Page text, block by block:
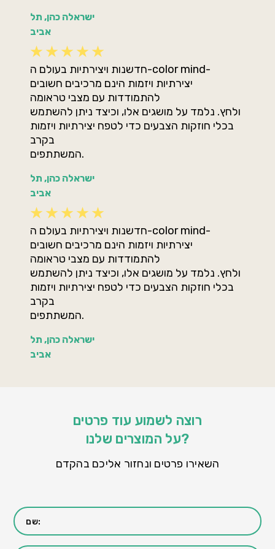
ישראלה כהן, תל
אביב
חדשנות ויצירתיות בעולם ה-color mind-
יצירתיות ויזמות הינם מרכיבים חשובים
להתמודדות עם מצבי טראומה
ולחץ. נלמד על מושגים אלו, וכיצד ניתן להשתמש
בכלי חוזקות הצבעים כדי לטפח יצירתיות ויזמות
בקרב
המשתתפים.
ישראלה כהן, תל
אביב
חדשנות ויצירתיות בעולם ה-color mind-
יצירתיות ויזמות הינם מרכיבים חשובים
להתמודדות עם מצבי טראומה
ולחץ. נלמד על מושגים אלו, וכיצד ניתן להשתמש
בכלי חוזקות הצבעים כדי לטפח יצירתיות ויזמות
בקרב
המשתתפים.
ישראלה כהן, תל
אביב
רוצה לשמוע עוד פרטים
על המוצרים שלנו?
השאירו פרטים ונחזור אליכם בהקדם